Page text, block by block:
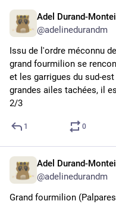
Adel Durand-Monteil
@adelinedurandm
Issu de l'ordre méconnu
grand fourmilion se
et les garrigues du sud-est
grandes ailes tachées, il
2/3
1 0
Adel Durand-Monteil
@adelinedurandm
Grand fourmilion